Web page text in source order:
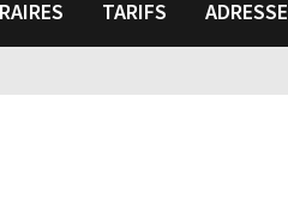
TARIFS ADRESSE